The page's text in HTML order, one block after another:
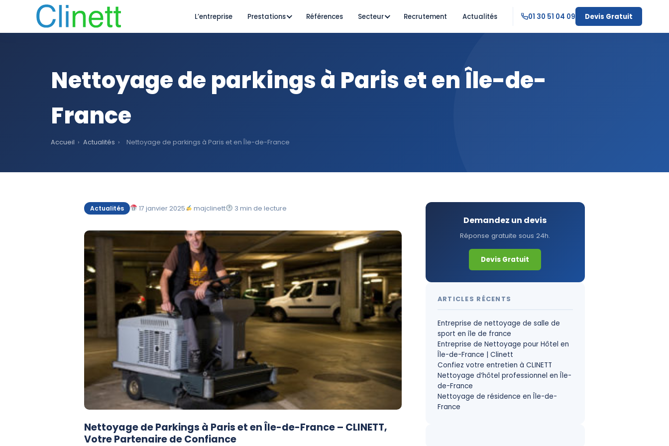
L’entreprise Prestations Références Secteur Recrutement Actualités 01 30 51 04 09 Devis Gratuit
Nettoyage de parkings à Paris et en Île-de-
France
Accueil › Actualités › Nettoyage de parkings à Paris et en Île-de-France
Actualités 17 janvier 2025 majclinett 3 min de lecture
Nettoyage de Parkings à Paris et en Île-de-France – CLINETT,
Votre Partenaire de Confiance
Demandez un devis
Réponse gratuite sous 24h.
Devis Gratuit
ARTICLES RÉCENTS
Entreprise de nettoyage de salle de
sport en île de france
Entreprise de Nettoyage pour Hôtel en
Île-de-France | Clinett
Confiez votre entretien à CLINETT
Nettoyage d’hôtel professionnel en Île-
de-France
Nettoyage de résidence en Île-de-
France